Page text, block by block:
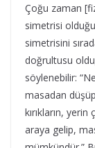
Çoğu zaman
simetrisi
simetrisini
doğrultusu
söylenebilir:
masadan
kırıkların,
araya gelip,